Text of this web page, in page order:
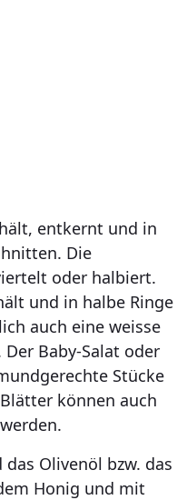
entkernt und in
Die
oder halbiert.
und in halbe Ringe
auch eine weisse
Baby-Salat oder
Stücke
können auch
Olivenöl bzw. das
Honig und mit